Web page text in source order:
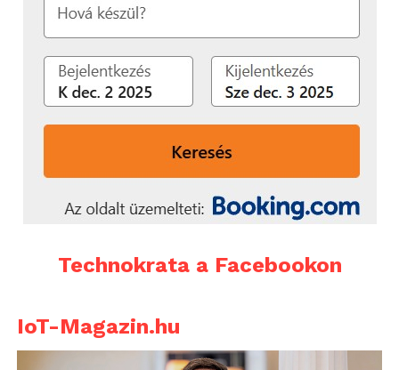
Technokrata a Facebookon
IoT-Magazin.hu